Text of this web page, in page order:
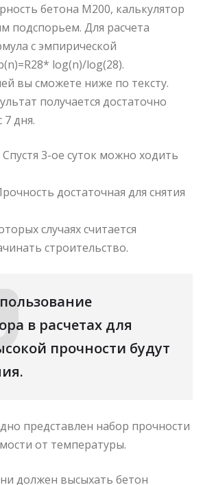
бетона М200, калькулятор
подспорьем. Для расчета
с эмпирической
log⁡(n)/log⁡(28).
вы сможете ниже по тексту.
получается достаточно
7 дня.
Спустя 3-ое суток можно ходить
достаточная для снятия
случаях считается
строительство.
в расчетах для
прочности будут
представлен набор прочности
от температуры.